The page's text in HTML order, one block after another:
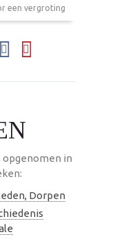
een vergroting
opgenomen in
Dorpen